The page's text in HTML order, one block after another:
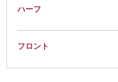
ハーフ
フロント